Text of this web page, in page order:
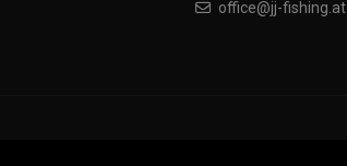
office@jj-fishing.at